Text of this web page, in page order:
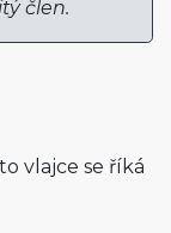
člen.
vlajce se říká